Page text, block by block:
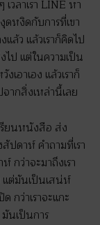
วลาเรา LINE หา
ดหงิดกับการที่เขา
ล้ว แล้วเราก็คิดไป
ไป แต่ในความเป็น
เอาเอง แล้วเราก็
ากสิ่งเหล่านี้เลย
ยนหนังสือ ส่ง
ปดาห์ คำถามที่เรา
กว่าจะมาถึงเรา
แต่มันเป็นเสน่ห์
กว่าเราจะแกะ
นเป็นการ